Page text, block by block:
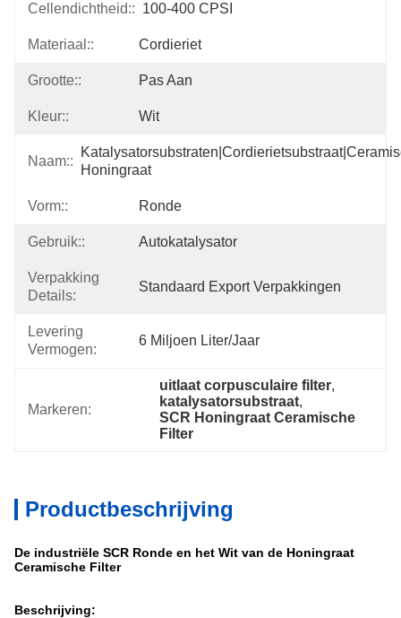
Cellendichtheid:: 100-400 CPSI
Materiaal:: Cordieriet
Grootte:: Pas Aan
Kleur:: Wit
Naam::
Honingraat
Vorm:: Ronde
Gebruik:: Autokatalysator
Verpakking
Details:
Standaard Export Verpakkingen
Levering
Vermogen:
6 Miljoen Liter/jaar
Markeren:
uitlaat corpusculaire filter,
katalysatorsubstraat,
SCR Honingraat Ceramische
Filter
Productbeschrijving
De industriële SCR Ronde en het Wit van de Honingraat
Ceramische Filter
Beschrijving: